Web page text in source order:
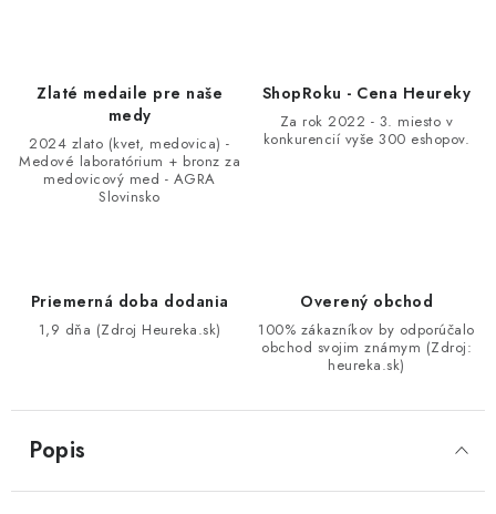
Zlaté medaile pre naše
medy
2024 zlato (kvet, medovica) -
Medové laboratórium + bronz za
medovicový med - AGRA
Slovinsko
ShopRoku - Cena Heureky
Za rok 2022 - 3. miesto v
konkurencií vyše 300 eshopov.
Priemerná doba dodania
1,9 dňa (Zdroj Heureka.sk)
Overený obchod
100% zákazníkov by odporúčalo
obchod svojim známym (Zdroj:
heureka.sk)
Popis